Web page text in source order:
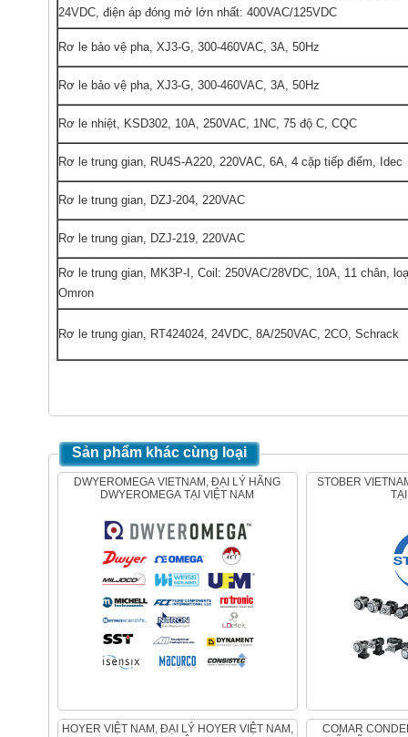
24VDC, điện áp đóng mở lớn nhất: 400VAC/125VDC
Rơ le bảo vệ pha, XJ3-G, 300-460VAC, 3A, 50Hz
Rơ le bảo vệ pha, XJ3-G, 300-460VAC, 3A, 50Hz
Rơ le nhiệt, KSD302, 10A, 250VAC, 1NC, 75 độ C, CQC
Rơ le trung gian, RU4S-A220, 220VAC, 6A, 4 cặp tiếp điểm, Idec
Rơ le trung gian, DZJ-204, 220VAC
Rơ le trung gian, DZJ-219, 220VAC
Rơ le trung gian, MK3P-I, Coil: 250VAC/28VDC, 10A, 11 chân,
Omron
Rơ le trung gian, RT424024, 24VDC, 8A/250VAC, 2CO, Schrack
Sản phẩm khác cùng loại
DWYEROMEGA VIETNAM, ĐẠI LÝ HÃNG
DWYEROMEGA TẠI VIỆT NAM
STOBER VIETNAM, ĐẠI LÝ HÃNG STOBER
HOYER VIỆT NAM, ĐẠI LÝ HOYER VIỆT NAM,
COMAR CONDENSATORI , ĐẠI LÝ PHÂN